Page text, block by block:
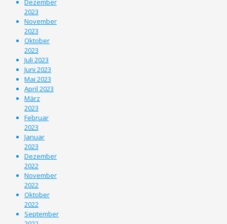
2023
November
2023
Oktober
2023
Juli 2023
Juni 2023
Mai 2023
April 2023
März
2023
Februar
2023
Januar
2023
Dezember
2022
November
2022
Oktober
2022
September